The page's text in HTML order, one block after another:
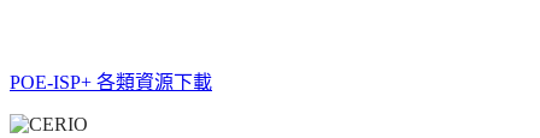
POE-ISP+ 各類資源下載